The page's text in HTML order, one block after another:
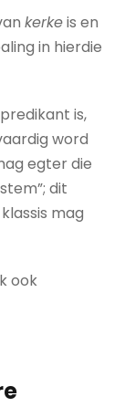
kerkeis en
in hierdie
is,
word
egter die
dit
mag
ook